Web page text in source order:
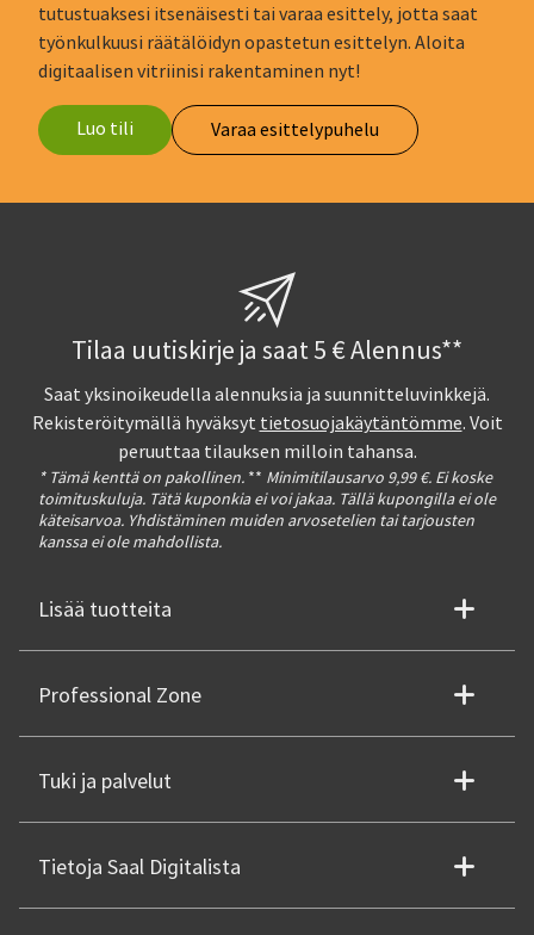
tutustuaksesi itsenäisesti tai varaa esittely, jotta saat
työnkulkuusi räätälöidyn opastetun esittelyn. Aloita
digitaalisen vitriinisi rakentaminen nyt!
Luo tili Varaa esittelypuhelu
Tilaa uutiskirje ja saat 5 € Alennus**
Saat yksinoikeudella alennuksia ja suunnitteluvinkkejä.
Rekisteröitymällä hyväksyt tietosuojakäytäntömme. Voit
peruuttaa tilauksen milloin tahansa.
* Tämä kenttä on pakollinen. ** Minimitilausarvo 9,99 €. Ei koske
toimituskuluja. Tätä kuponkia ei voi jakaa. Tällä kupongilla ei ole
käteisarvoa. Yhdistäminen muiden arvosetelien tai tarjousten
kanssa ei ole mahdollista.
Lisää tuotteita
Professional Zone
Tuki ja palvelut
Tietoja Saal Digitalista